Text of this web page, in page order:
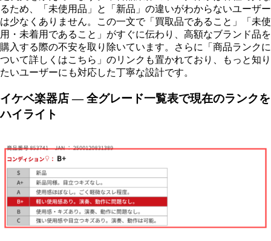
るため、「未使用品」と「新品」の違いがわからないユーザー
は少なくありません。この一文で「買取品であること」「未使
用・未着用であること」がすぐに伝わり、高額なブランド品を
購入する際の不安を取り除いています。さらに「商品ランクに
ついて詳しくはこちら」のリンクも置かれており、もっと知り
たいユーザーにも対応した丁寧な設計です。
イケベ楽器店 — 全グレード一覧表で現在のランクを
ハイライト